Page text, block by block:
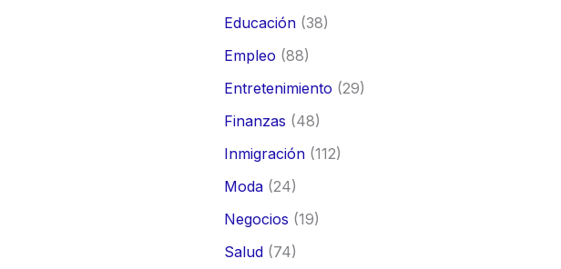
Educación (38)
Empleo (88)
Entretenimiento (29)
Finanzas (48)
Inmigración (112)
Moda (24)
Negocios (19)
Salud (74)